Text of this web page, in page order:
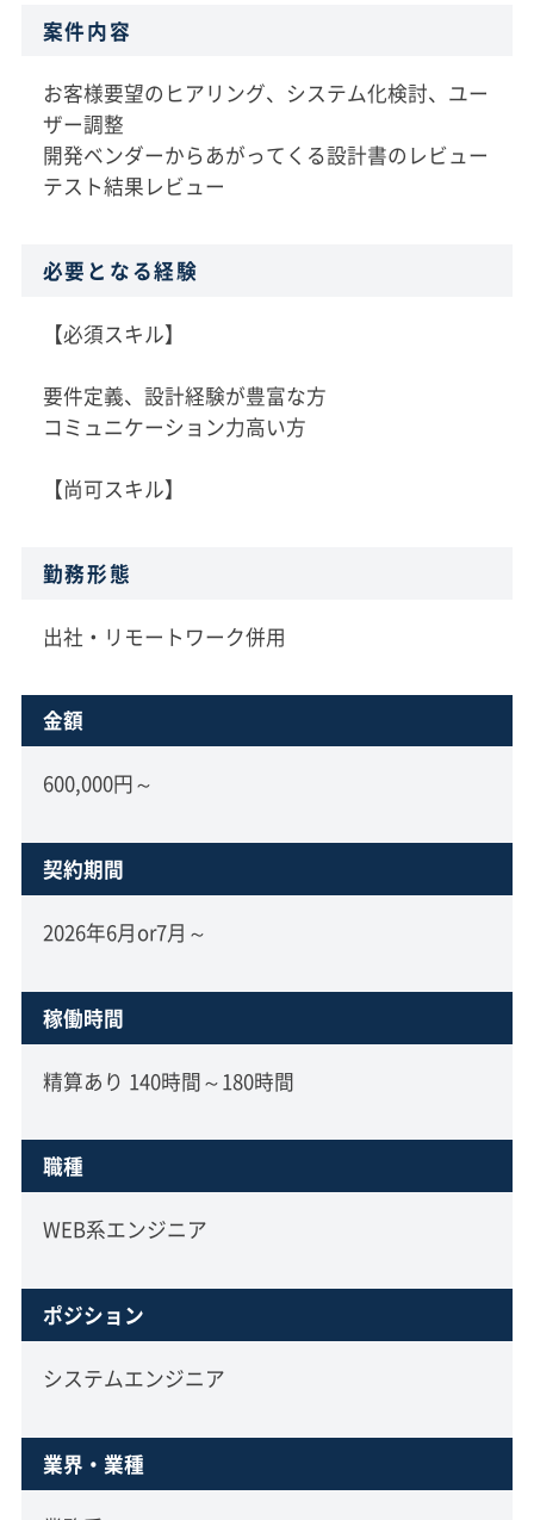
案件内容
お客様要望のヒアリング、システム化検討、ユー
ザー調整
開発ベンダーからあがってくる設計書のレビュー
テスト結果レビュー
必要となる経験
【必須スキル】
要件定義、設計経験が豊富な方
コミュニケーション力高い方
【尚可スキル】
勤務形態
出社・リモートワーク併用
金額
600,000円～
契約期間
2026年6月or7月～
稼働時間
精算あり 140時間～180時間
職種
WEB系エンジニア
ポジション
システムエンジニア
業界・業種